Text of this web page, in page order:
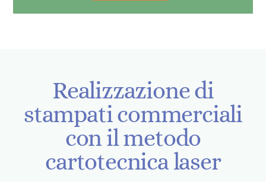
Realizzazione di
stampati commerciali
con il metodo
cartotecnica laser